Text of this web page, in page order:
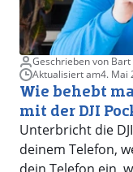
Geschrieben von Bart
Aktualisiert am4. Mai
Wie behebt
mit der DJI
Unterbricht die
deinem Telefon,